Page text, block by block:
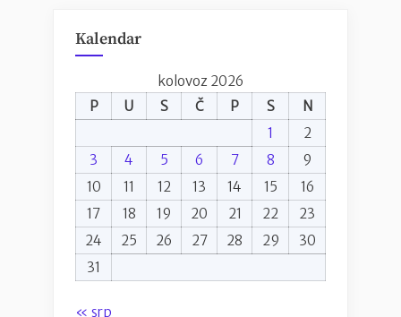
Kalendar
kolovoz 2026
P
U S Č P S
N
1
2
3
4 5 6 7 8
9
10
11 12 13 14 15
16
17
18 19 20 21 22
23
24
25 26 27 28 29
30
31
« srp